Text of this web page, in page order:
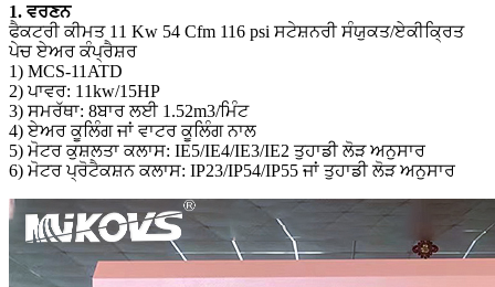
1. ਵਰਣਨ
ਫੈਕਟਰੀ ਕੀਮਤ 11 Kw 54 Cfm 116 psi ਸਟੇਸ਼ਨਰੀ ਸੰਯੁਕਤ/ਏਕੀਕ੍ਰਿਤ
ਪੇਚ ਏਅਰ ਕੰਪ੍ਰੈਸ਼ਰ
1) MCS-11ATD
2) ਪਾਵਰ: 11kw/15HP
3) ਸਮਰੱਥਾ: 8ਬਾਰ ਲਈ 1.52m3/ਮਿੰਟ
4) ਏਅਰ ਕੂਲਿੰਗ ਜਾਂ ਵਾਟਰ ਕੂਲਿੰਗ ਨਾਲ
5) ਮੋਟਰ ਕੁਸ਼ਲਤਾ ਕਲਾਸ: IE5/IE4/IE3/IE2 ਤੁਹਾਡੀ ਲੋੜ ਅਨੁਸਾਰ
6) ਮੋਟਰ ਪ੍ਰੋਟੈਕਸ਼ਨ ਕਲਾਸ: IP23/IP54/IP55 ਜਾਂ ਤੁਹਾਡੀ ਲੋੜ ਅਨੁਸਾਰ